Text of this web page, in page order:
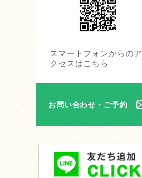
スマートフォンからのア
クセスはこちら
お問い合わせ・ご予約